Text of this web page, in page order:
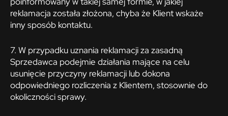
reklamacja została złożona, chyba że Klient wskaże
inny sposób kontaktu.
7. W przypadku uznania reklamacji za zasadną
Sprzedawca podejmie działania mające na celu
usunięcie przyczyny reklamacji lub dokona
odpowiedniego rozliczenia z Klientem, stosownie do
okoliczności sprawy.